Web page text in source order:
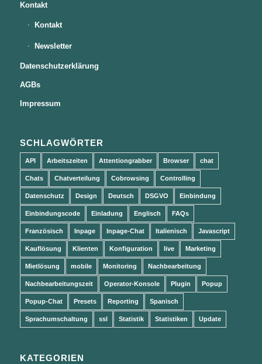
Kontakt
Kontakt
Newsletter
Datenschutzerklärung
AGBs
Impressum
SCHLAGWÖRTER
API Arbeitszeiten Attentiongrabber Browser chat
Chats Chatverteilung Cobrowsing Controlling
Datenschutz Design Deutsch DSGVO Einbindung
Einbindungscode Einladung Englisch FAQs
Französisch Inpage Inpage-Chat Italienisch Javascript
Kauflösung Klienten Konfiguration live Marketing
Mietlösung mobile Monitoring Nachbearbeitung
Nachbearbeitungszeit Operator-Konsole Plugin Popup
Popup-Chat Presets Reporting Spanisch
Sprachumschaltung ssl Statistik Statistiken Update
KATEGORIEN